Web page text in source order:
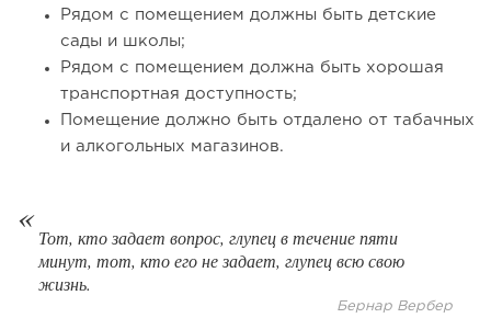
«Прибыль 20 млн в год, а я ездил на метро»: куда в
Рядом с помещением должны быть детские
сады и школы;
Рядом с помещением должна быть хорошая
транспортная доступность;
Помещение должно быть отдалено от табачных
и алкогольных магазинов.
Тот, кто задает вопрос, глупец в течение пяти
минут, тот, кто его не задает, глупец всю свою
жизнь.
Бернар Вербер